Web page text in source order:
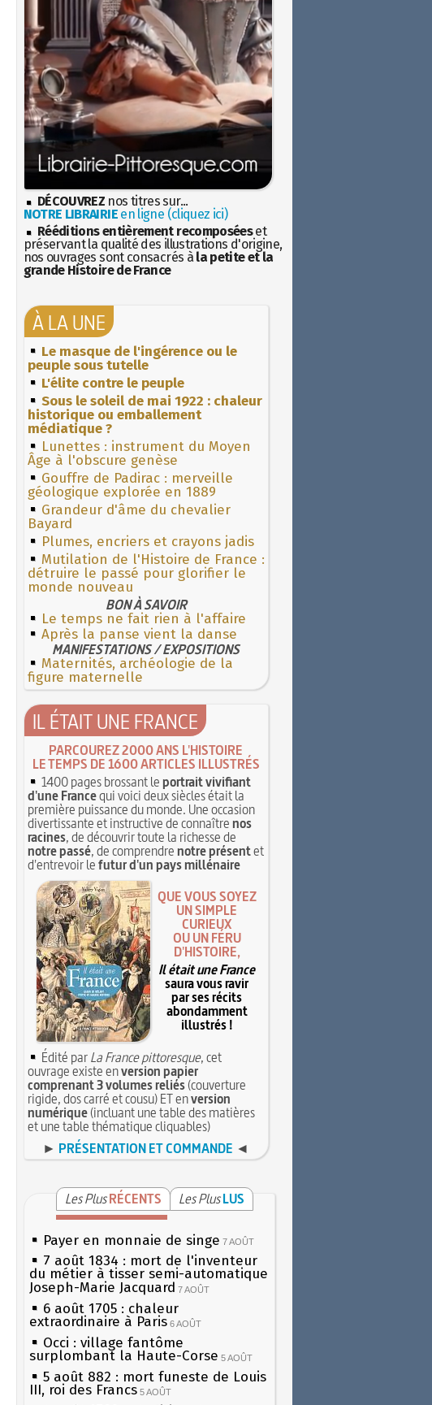
DÉCOUVREZ nos titres sur...
NOTRE LIBRAIRIEen ligne (cliquez ici)
Rééditions entièrement recomposéeset
préservant la qualité des illustrations d'origine,
nos ouvrages sont consacrés à la petite et la
grande Histoire de France
À LA UNE
Le masque de l'ingérence ou le
peuple sous tutelle
L'élite contre le peuple
Sous le soleil de mai 1922 : chaleur
historique ou emballement
médiatique ?
Lunettes : instrument du Moyen
Âge à l'obscure genèse
Gouffre de Padirac : merveille
géologique explorée en 1889
Grandeur d'âme du chevalier
Bayard
Plumes, encriers et crayons jadis
Mutilation de l'Histoire de France :
détruire le passé pour glorifier le
monde nouveau
BON À SAVOIR
Le temps ne fait rien à l'affaire
Après la panse vient la danse
MANIFESTATIONS / EXPOSITIONS
Maternités, archéologie de la
figure maternelle
IL ÉTAIT UNE FRANCE
PARCOUREZ 2000 ANS L'HISTOIRE
LE TEMPS DE 1600 ARTICLES ILLUSTRÉS
1400 pages brossant leportrait vivifiant
d'une Francequi voici deux siècles était la
première puissance du monde. Une occasion
divertissante et instructive de connaîtrenos
racines, de découvrir toute la richesse de
notre passé, de comprendrenotre présentet
d'entrevoir lefutur d'un pays millénaire
QUE VOUS SOYEZ
UN SIMPLE
CURIEUX
OU UN FÉRU
D'HISTOIRE,
Il était une France
saura vous ravir
par ses récits
abondamment
illustrés !
Édité parLa France pittoresque, cet
ouvrage existe enversion papier
comprenant 3 volumes reliés(couverture
rigide, dos carré et cousu) ET enversion
numérique(incluant une table des matières
et une table thématique cliquables)
► PRÉSENTATION ET COMMANDE ◄
Les Plus RÉCENTS Les Plus LUS
Payer en monnaie de singe 7 AOÛT
7 août 1834 : mort de l'inventeur
du métier à tisser semi-automatique
Joseph-Marie Jacquard 7 AOÛT
6 août 1705 : chaleur
extraordinaire à Paris 6 AOÛT
Occi : village fantôme
surplombant la Haute-Corse 5 AOÛT
5 août 882 : mort funeste de Louis
III, roi des Francs 5 AOÛT